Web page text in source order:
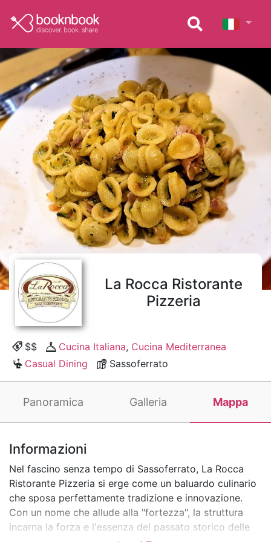
La Rocca Ristorante
Pizzeria
$$ Cucina Italiana, Cucina Mediterranea
Casual Dining
Sassoferrato
Panoramica Galleria Mappa
Informazioni
Nel fascino senza tempo di Sassoferrato, La Rocca
Ristorante Pizzeria si erge come un baluardo culinario
che sposa perfettamente tradizione e innovazione.
Con un nome che allude alla "fortezza", la struttura
incarna la forza e l'essenza del passato storico delle